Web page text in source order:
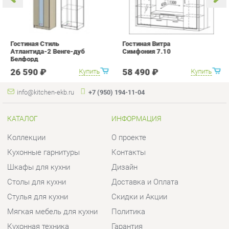
info@kitchen-ekb.ru +7 (950) 194-11-04
Коллекции
Кухонные гарнитуры
Шкафы для кухни
Столы для кухни
Стулья для кухни
Мягкая мебель для кухни
Кухонная техника
Комплектующие для кухни
Кухонная сантехника
О проекте
Дизайн
Доставка и Оплата
Скидки и Акции
Политика
Гарантия
Помощь
ГОРОДА